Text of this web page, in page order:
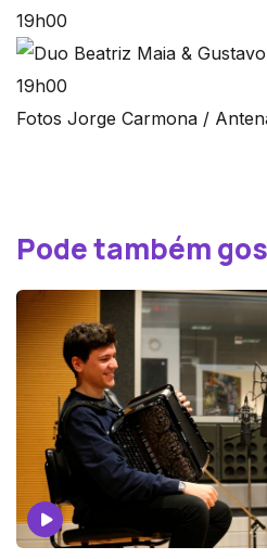
Fotos Jorge Carmona /
Pode também